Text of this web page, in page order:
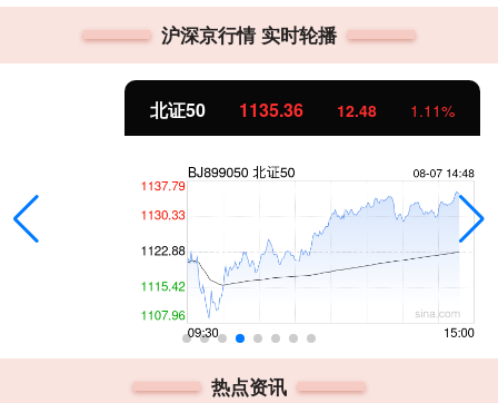
沪深京行情 实时轮播
北证50 1135.36 12.48 1.11%
热点资讯